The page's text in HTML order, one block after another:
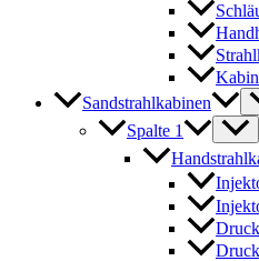
Sandstrahlkabinen
Spalte 1